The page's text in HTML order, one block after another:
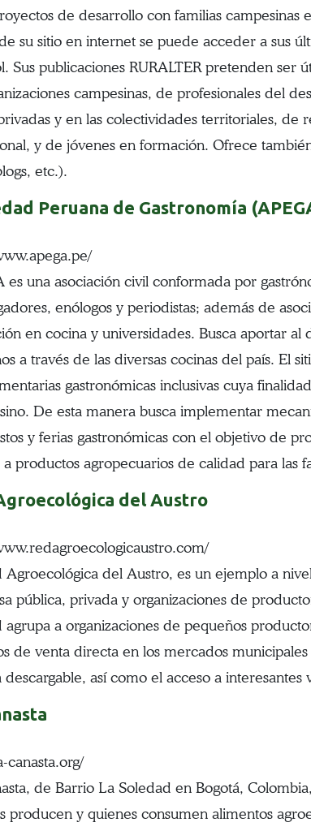
de desarrollo con familias campesinas
su sitio en internet se puede acceder a sus
Sus publicaciones RURALTER pretenden ser
campesinas, de profesionales del
y en las colectividades territoriales, de
y de jóvenes en formación. Ofrece
etc.).
Peruana de Gastronomía
es una asociación civil conformada por
enólogos y periodistas; además de
en cocina y universidades. Busca aportar
a través de las diversas cocinas del país. El
gastronómicas inclusivas cuya
De esta manera busca implementar
y ferias gastronómicas con el objetivo de
a productos agropecuarios de calidad para las
del Austro
Agroecológica del Austro, es un ejemplo a
pública, privada y organizaciones de
agrupa a organizaciones de pequeños
de venta directa en los mercados
descargable, así como el acceso a interesantes
canasta.org/
de Barrio La Soledad en Bogotá,
producen y quienes consumen alimentos